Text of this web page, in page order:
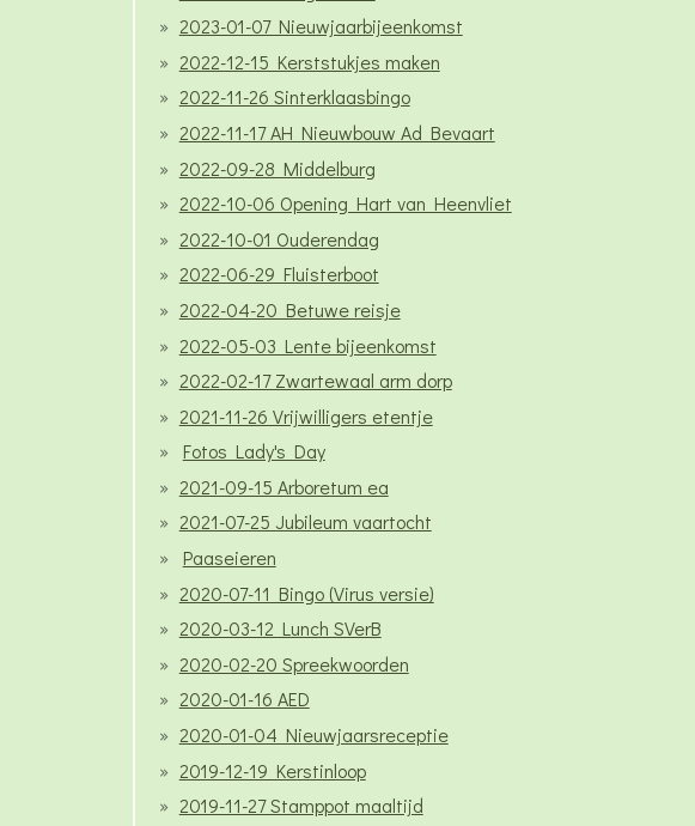
2023-01-07 Nieuwjaarbijeenkomst
2022-12-15 Kerststukjes maken
2022-11-26 Sinterklaasbingo
2022-11-17 AH Nieuwbouw Ad Bevaart
2022-09-28 Middelburg
2022-10-06 Opening Hart van Heenvliet
2022-10-01 Ouderendag
2022-06-29 Fluisterboot
2022-04-20 Betuwe reisje
2022-05-03 Lente bijeenkomst
2022-02-17 Zwartewaal arm dorp
2021-11-26 Vrijwilligers etentje
Fotos Lady's Day
2021-09-15 Arboretum ea
2021-07-25 Jubileum vaartocht
Paaseieren
2020-07-11 Bingo (Virus versie)
2020-03-12 Lunch SVerB
2020-02-20 Spreekwoorden
2020-01-16 AED
2020-01-04 Nieuwjaarsreceptie
2019-12-19 Kerstinloop
2019-11-27 Stamppot maaltijd